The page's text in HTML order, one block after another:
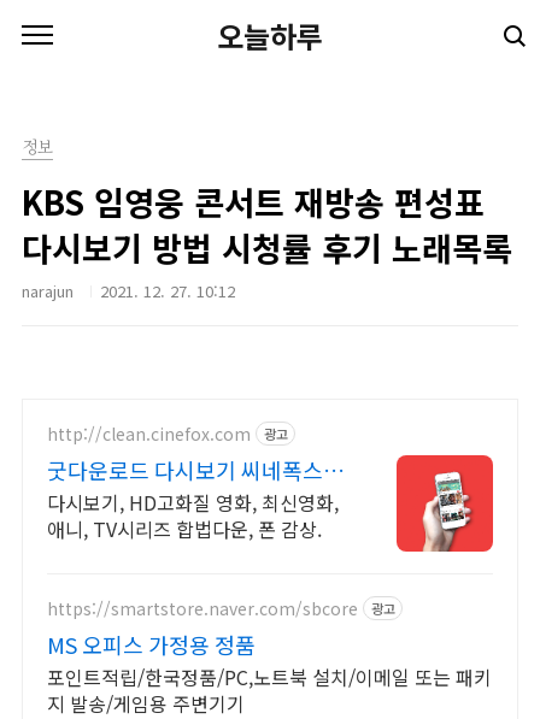
오늘하루
정보
KBS 임영웅 콘서트 재방송 편성표
다시보기 방법 시청률 후기 노래목록
narajun 2021. 12. 27. 10:12
http://clean.cinefox.com 광고
굿다운로드 다시보기 씨네폭스 중
드 일드 30%할인
다시보기, HD고화질 영화, 최신영화,
애니, TV시리즈 합법다운, 폰 감상.
https://smartstore.naver.com/sbcore 광고
MS 오피스 가정용 정품
포인트적립/한국정품/PC,노트북 설치/이메일 또는 패키
지 발송/게임용 주변기기